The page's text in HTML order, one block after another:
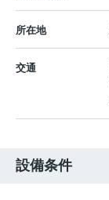
所在地
交通
設備条件